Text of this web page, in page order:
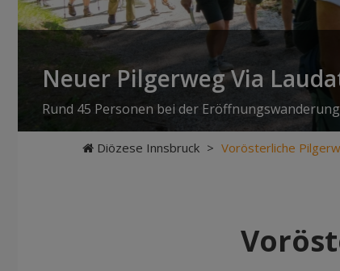
Neuer Pilgerweg Via
Rund 45 Personen bei der Eröffnungswanderung
Diözese Innsbruck > Vorösterliche